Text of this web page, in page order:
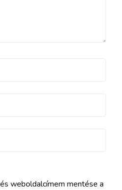
weboldalcímem mentése a